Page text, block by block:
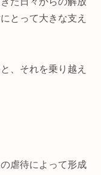
とって大きな支え
、それを乗り越え
虐待によって形成